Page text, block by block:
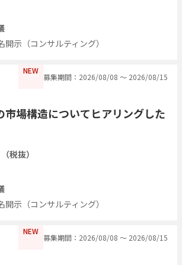
示（コンサルティング）
NEW
募集期間：2026/08/08 〜 2026/08/15
市場構造についてヒアリングした
税抜）
示（コンサルティング）
NEW
募集期間：2026/08/08 〜 2026/08/15